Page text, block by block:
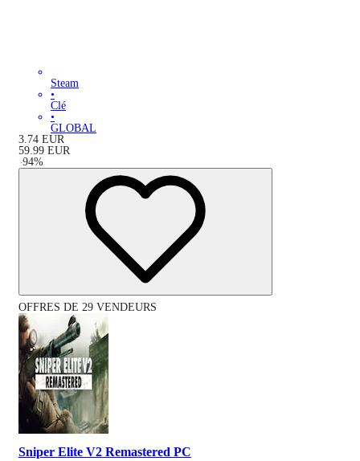
Steam
•
Clé
•
GLOBAL
3.74 EUR
59.99 EUR
-94%
OFFRES DE 29 VENDEURS
Sniper Elite V2 Remastered PC